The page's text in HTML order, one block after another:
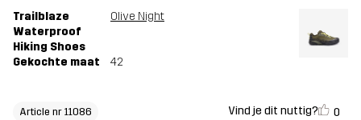
Trailblaze
Waterproof
Hiking Shoes
Olive Night
Gekochte maat 42
Article nr 11086 Vind je dit nuttig? 0